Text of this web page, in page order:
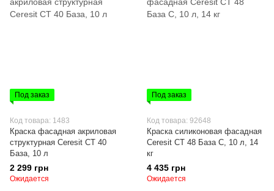
Под заказ
Код товара: 1483
Краска фасадная акриловая
структурная Ceresit СТ 40
База, 10 л
2 299 грн
Ожидается
Под заказ
Код товара: 92648
Краска силиконовая фасадная
Ceresit СТ 48 База С, 10 л, 14
кг
4 435 грн
Ожидается